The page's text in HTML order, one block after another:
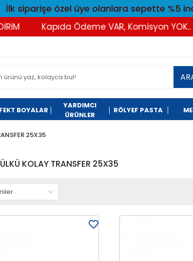
İlk siparişe özel üye olanlara sepette %5
Kapıda Ödeme VAR, Komisyon YOK..
BOYALAR
YARDIMCI
ÜRÜNLER
RÖLYEF PASTA
25X35
KOLAY TRANSFER 25X35